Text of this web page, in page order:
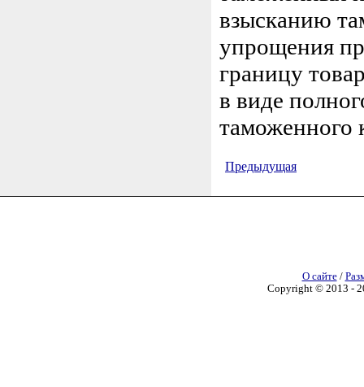
взысканию
упрощения
границу
в виде
таможенного
Предыдущая
О сайте/
Copyright © 2013 -